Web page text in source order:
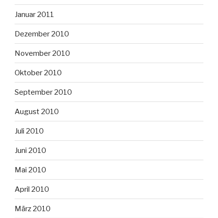
Januar 2011
Dezember 2010
November 2010
Oktober 2010
September 2010
August 2010
Juli 2010
Juni 2010
Mai 2010
April 2010
März 2010